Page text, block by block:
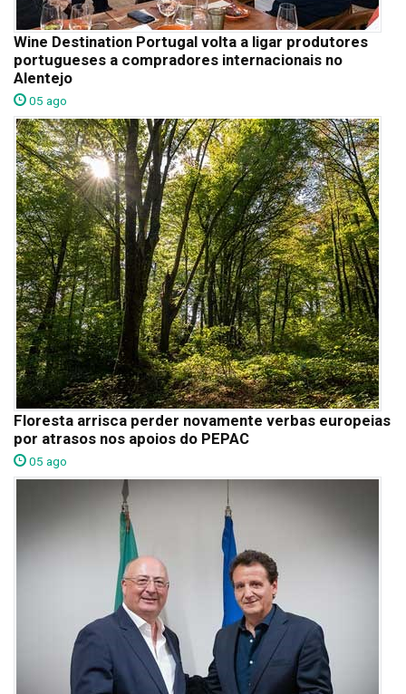
Wine Destination Portugal volta a ligar produtores
portugueses a compradores internacionais no
Alentejo
05 ago
Floresta arrisca perder novamente verbas europeias
por atrasos nos apoios do PEPAC
05 ago